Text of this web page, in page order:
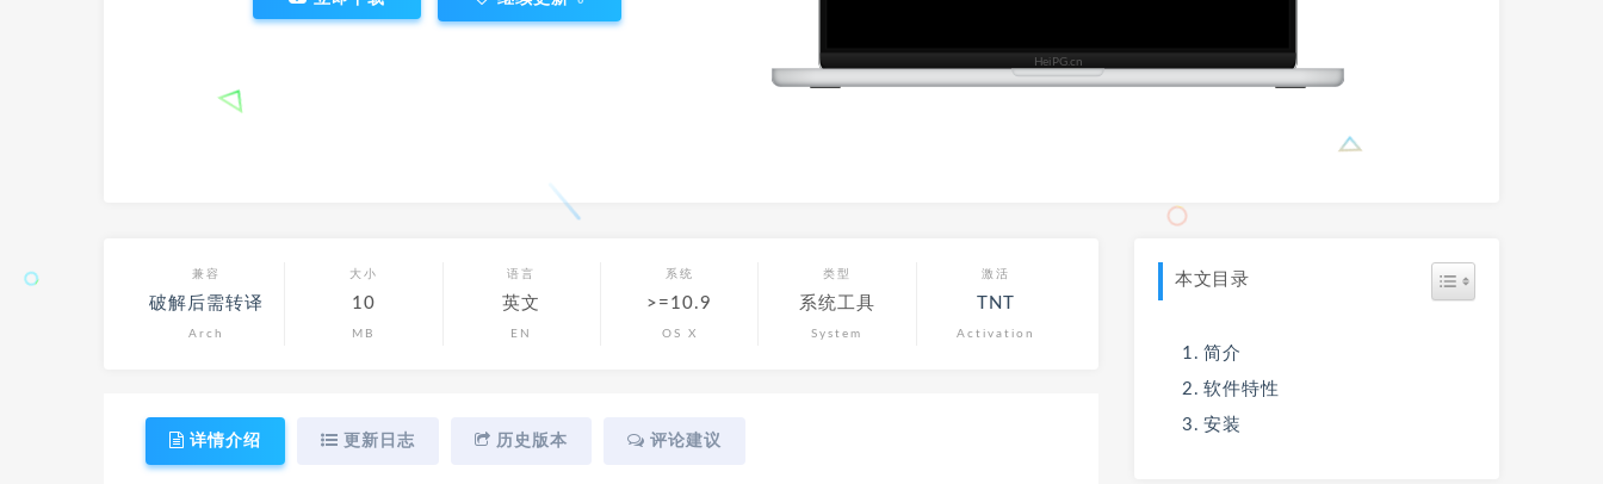
兼容
破解后需转译
Arch
大小
10
MB
语言
英文
EN
系统
>=10.9
OS X
类型
系统工具
System
激活
TNT
Activation
详情介绍 更新日志 历史版本 评论建议
本文目录
简介
软件特性
安装